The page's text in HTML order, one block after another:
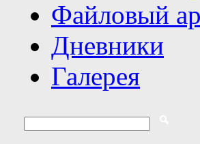
Файловый
Дневники
Галерея